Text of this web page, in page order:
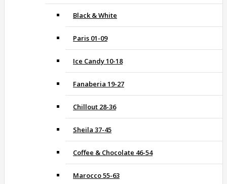
Black & White
Paris 01-09
Ice Candy 10-18
Fanaberia 19-27
Chillout 28-36
Sheila 37-45
Coffee & Chocolate 46-54
Marocco 55-63